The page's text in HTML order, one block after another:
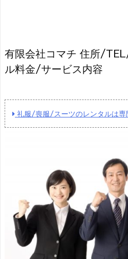
有限会社コマチ 住所/
ル料金/サービス内容
礼服/喪服/スーツのレンタルは専